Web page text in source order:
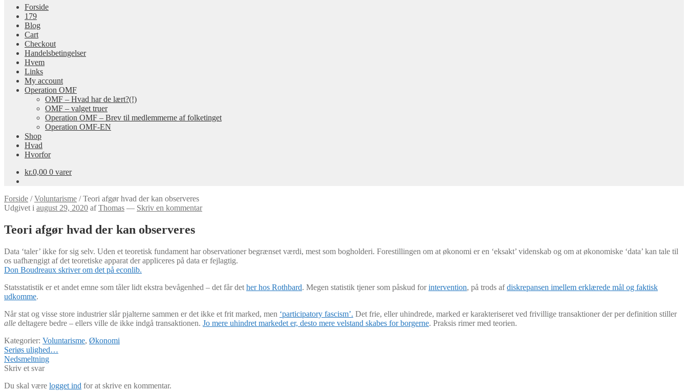
Forside
179
Blog
Cart
Checkout
Handelsbetingelser
Hvem
Links
My account
Operation OMF
OMF – Hvad har de lært?(!)
OMF – valget truer
Operation OMF – Brev til medlemmerne af folketinget
Operation OMF-EN
Shop
Hvad
Hvorfor
kr.0,00 0 varer
Forside /Voluntarisme /Teori afgør hvad der kan observeres
Udgivet i august 29, 2020 afThomas — Skriv en kommentar
Teori afgør hvad der kan observeres
Data ‘taler’ ikke for sig selv. Uden et teoretisk fundament har observationer begrænset værdi, mest som bogholderi. Forestillingen om at økonomi er en ‘eksakt’ videnskab og om at økonomiske ‘data’ kan tale til
os uafhængigt af det teoretiske apparat der appliceres på data er fejlagtig.
Don Boudreaux skriver om det på econlib.
Statsstatistik er et andet emne som tåler lidt ekstra bevågenhed – det får det her hos Rothbard. Megen statistik tjener som påskud forintervention, på trods afdiskrepansen imellem erklærede mål og faktisk
udkomme.
Når stat og visse store industrier slår pjalterne sammen er det ikke et frit marked, men ‘participatory fascism’. Det frie, eller uhindrede, marked er karakteriseret ved frivillige transaktioner der per definition stiller
alle deltagere bedre – ellers ville de ikke indgå transaktionen. Jo mere uhindret markedet er, desto mere velstand skabes for borgerne. Praksis rimer med teorien.
Kategorier: Voluntarisme, Økonomi
Indlægsnavigation
Forrige
indlæg:
Seriøs ulighed…
Næste
indlæg:
Nedsmeltning
Skriv et svar
Du skal være logget ind for at skrive en kommentar.